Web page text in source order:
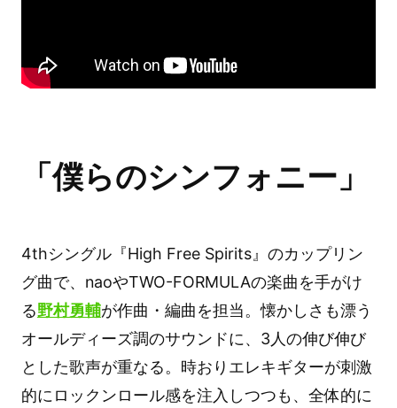
「僕らのシンフォニー」
4thシングル『High Free Spirits』のカップリン
グ曲で、naoやTWO-FORMULAの楽曲を手がけ
る野村勇輔が作曲・編曲を担当。懐かしさも漂う
オールディーズ調のサウンドに、3人の伸び伸び
とした歌声が重なる。時おりエレキギターが刺激
的にロックンロール感を注入しつつも、全体的に